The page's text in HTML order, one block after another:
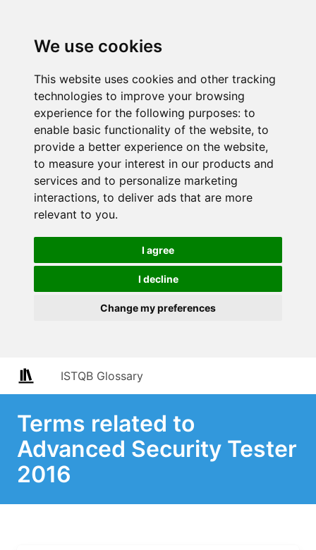
We use cookies
This website uses cookies and other tracking
technologies to improve your browsing
experience for the following purposes: to
enable basic functionality of the website, to
provide a better experience on the website,
to measure your interest in our products and
services and to personalize marketing
interactions, to deliver ads that are more
relevant to you.
I agree
I decline
Change my preferences
ISTQB Glossary
Terms related to
Advanced Security Tester
2016